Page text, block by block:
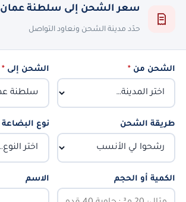
سعر الشحن إلى سلطنة عمان
حدّد مدينة الشحن ونعاود التواصل
الشحن من * الشحن إلى*
طريقة الشحن نوع البضاعة
الكمية أو الحجم الاسم